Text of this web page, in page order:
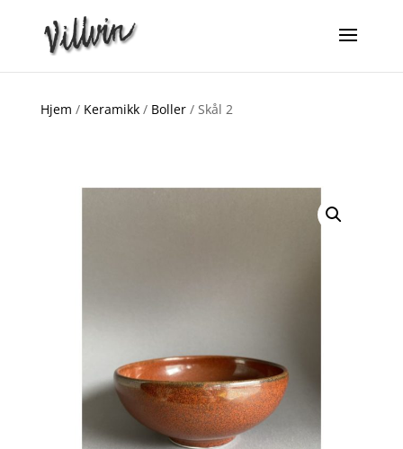
Hjem / Keramikk/ Boller/ Skål 2